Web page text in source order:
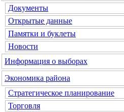
Документы
Открытые данные
Памятки и буклеты
Новости
Информация о выборах
Экономика района
Стратегическое планирование
Торговля